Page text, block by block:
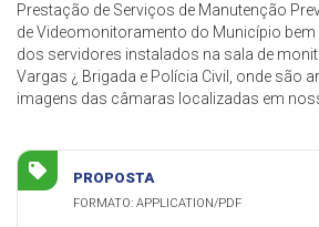
Prestação de Serviços de Manutenção
de Videomonitoramento do Município
dos servidores instalados na sala de
Vargas ¿ Brigada e Polícia Civil, onde são
imagens das câmaras localizadas em
PROPOSTA
FORMATO: APPLICATION/PDF